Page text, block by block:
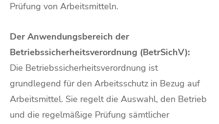
Prüfung von Arbeitsmitteln.
Der Anwendungsbereich der
Betriebssicherheitsverordnung (BetrSichV):
Die Betriebssicherheitsverordnung ist
grundlegend für den Arbeitsschutz in Bezug auf
Arbeitsmittel. Sie regelt die Auswahl, den Betrieb
und die regelmäßige Prüfung sämtlicher